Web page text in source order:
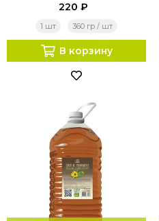
220 ₽
1 шт 360 гр / шт
В корзину